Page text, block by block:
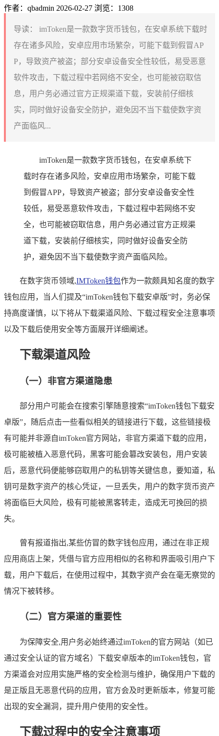
作者：qbadmin 2026-02-27 浏览：1308
导读：
imToken是一款数字货币钱包，在安卓系统下载时
存在诸多风险，安卓应用市场繁杂，可能下载到假冒AP
P，导致资产被盗；部分安卓设备安全性较低，易受恶意
软件攻击，下载过程中若网络不安全，也可能被窃取信
息，用户务必通过官方正规渠道下载，安装前仔细核
实，同时做好设备安全防护，避免因不当下载使数字资
产面临风...
imToken是一款数字货币钱包，在安卓系统下
载时存在诸多风险，安卓应用市场繁杂，可能下载
到假冒APP，导致资产被盗；部分安卓设备安全性
较低，易受恶意软件攻击，下载过程中若网络不安
全，也可能被窃取信息，用户务必通过官方正规渠
道下载，安装前仔细核实，同时做好设备安全防
护，避免因不当下载使数字资产面临风险。
在数字货币领域,IMToken钱包作为一款颇具知名度的数字
钱包应用，当人们提及“imToken钱包下载安卓版”时，务必保
持高度谨慎，以下将从下载渠道风险、下载过程安全注意事项
以及下载后使用安全等方面展开详细阐述。
下载渠道风险
（一）非官方渠道隐患
部分用户可能会在搜索引擎随意搜索“imToken钱包下载安
卓版”，随后点击一些看似相关的链接进行下载，这些链接极
有可能并非源自imToken官方网站，非官方渠道下载的应用，
极可能被植入恶意代码，黑客可能会篡改安装包，用户安装
后，恶意代码便能够窃取用户的私钥等关键信息，要知道，私
钥可是数字资产的核心凭证，一旦丢失，用户的数字货币资产
将面临巨大风险，极有可能被黑客转走，造成无可挽回的损
失。
曾有报道指出,某些仿冒的数字钱包应用，通过在非正规
应用商店上架，凭借与官方应用相似的名称和界面吸引用户下
载，用户下载后，在使用过程中，其数字资产会在毫无察觉的
情况下被转移。
（二）官方渠道的重要性
为保障安全,用户务必始终通过imToken的官方网站（如已
通过安全认证的官方域名）下载安卓版本的imToken钱包，官
方渠道会对应用实施严格的安全检测与维护，确保用户下载的
是正版且无恶意代码的应用，官方会及时更新版本，修复可能
出现的安全漏洞，提升用户使用的安全性。
下载过程中的安全注意事项